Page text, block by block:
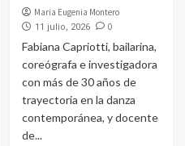
Maria Eugenia Montero
11 julio, 2026 0
Fabiana Capriotti, bailarina,
coreógrafa e investigadora
con más de 30 años de
trayectoria en la danza
contemporánea, y docente
de...